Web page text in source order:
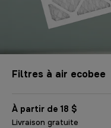
Filtres à air ecobee
À partir de 18 $
Livraison gratuite